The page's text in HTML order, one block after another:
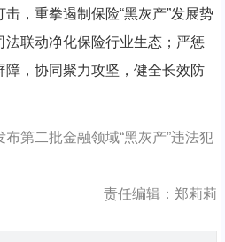
，重拳遏制保险“黑灰产”发展势
联动净化保险行业生态；严惩
，协同聚力攻坚，健全长效防
第二批金融领域“黑灰产”违法犯
责任编辑：郑莉莉